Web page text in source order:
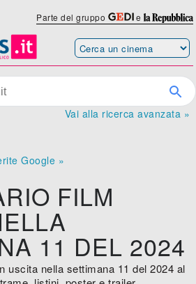
Parte del gruppo e
Vai alla ricerca avanzata »
Google »
FILM
11 DEL 2024
uscita nella settimana 11 del 2024 al